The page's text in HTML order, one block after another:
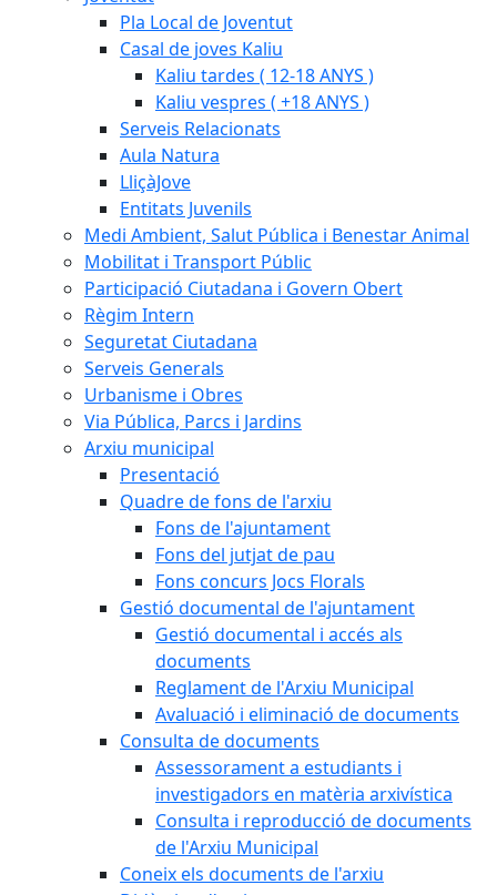
Pla Local de Joventut
Casal de joves Kaliu
Kaliu tardes ( 12-18 ANYS )
Kaliu vespres ( +18 ANYS )
Serveis Relacionats
Aula Natura
LliçàJove
Entitats Juvenils
Medi Ambient, Salut Pública i Benestar Animal
Mobilitat i Transport Públic
Participació Ciutadana i Govern Obert
Règim Intern
Seguretat Ciutadana
Serveis Generals
Urbanisme i Obres
Via Pública, Parcs i Jardins
Arxiu municipal
Presentació
Quadre de fons de l'arxiu
Fons de l'ajuntament
Fons del jutjat de pau
Fons concurs Jocs Florals
Gestió documental de l'ajuntament
Gestió documental i accés als
documents
Reglament de l'Arxiu Municipal
Avaluació i eliminació de documents
Consulta de documents
Assessorament a estudiants i
investigadors en matèria arxivística
Consulta i reproducció de documents
de l'Arxiu Municipal
Coneix els documents de l'arxiu